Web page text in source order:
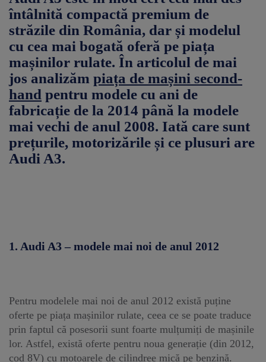
întâlnită compactă premium de
străzile din România, dar și modelul
cu cea mai bogată oferă pe piața
mașinilor rulate. În articolul de mai
jos analizăm piața de mașini second-
hand pentru modele cu ani de
fabricație de la 2014 până la modele
mai vechi de anul 2008. Iată care sunt
prețurile, motorizările și ce plusuri are
Audi A3.
1. Audi A3 – modele mai noi de anul 2012
Pentru modelele mai noi de anul 2012 există puține
oferte pe piața mașinilor rulate, ceea ce se poate traduce
prin faptul că posesorii sunt foarte mulțumiți de mașinile
lor. Astfel, există oferte pentru noua generație (din 2012,
cod 8V) cu motoarele de cilindree mică pe benzină.